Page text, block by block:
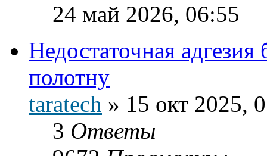
24 май 2026, 06:55
Недостаточная
полотну
taratech » 15 окт 2025,
3 Ответы